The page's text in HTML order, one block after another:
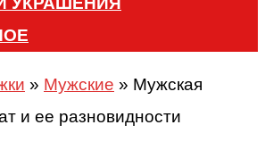
» Мужские » Мужская
и ее разновидности